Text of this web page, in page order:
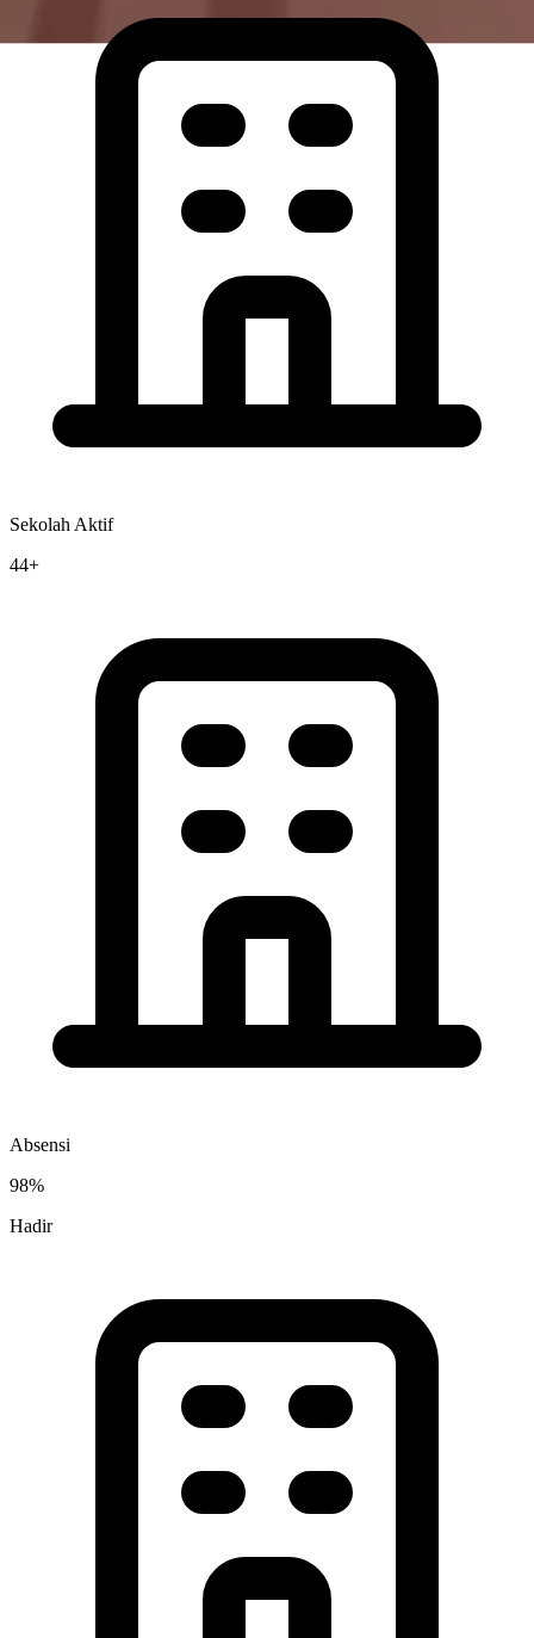
Sekolah Aktif
44+
Absensi
98%
Hadir